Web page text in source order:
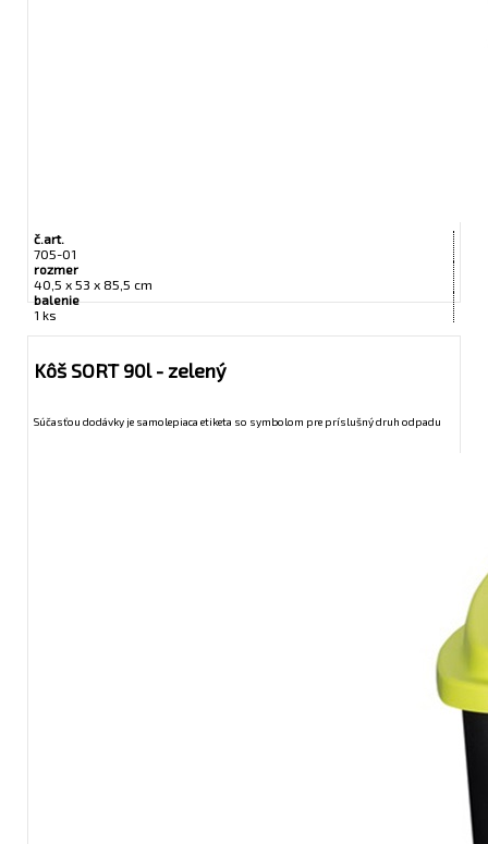
č.art.
705-01
rozmer
40,5 x 53 x 85,5 cm
balenie
1 ks
Kôš SORT 90l - zelený
Súčasťou dodávky je samolepiaca etiketa so symbolom pre príslušný druh odpadu